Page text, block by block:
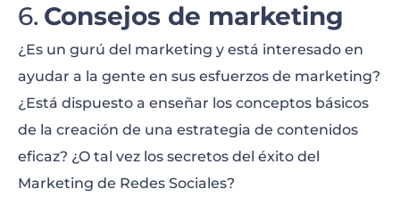
Consejos de marketing
¿Es un gurú del marketing y está interesado en
ayudar a la gente en sus esfuerzos de marketing?
¿Está dispuesto a enseñar los conceptos básicos
de la creación de una estrategia de contenidos
eficaz? ¿O tal vez los secretos del éxito del
Marketing de Redes Sociales?